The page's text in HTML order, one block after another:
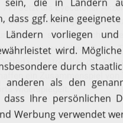
711 setzt als Eyecatcher
für Leichtigkeit und
physisch, sondern auch
Zusammenspiel von Farbe,
unterstreichen den
ein Zusammenspiel
widerspiegelt.